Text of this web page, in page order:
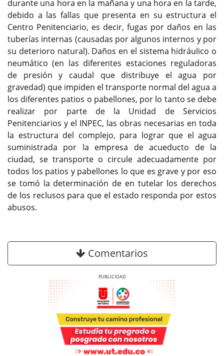
durante una hora en la mañana y una hora en la tarde,
debido a las fallas que presenta en su estructura el
Centro Penitenciario, es decir, fugas por daños en las
tuberías internas (causadas por algunos internos y por
su deterioro natural). Daños en el sistema hidráulico o
neumático (en las diferentes estaciones reguladoras
de presión y caudal que distribuye el agua por
gravedad) que impiden el transporte normal del agua a
los diferentes patios o pabellones, por lo tanto se debe
realizar por parte de la Unidad de Servicios
Penitenciarios y el INPEC, las obras necesarias en toda
la estructura del complejo, para lograr que el agua
suministrada por la empresa de acueducto de la
ciudad, se transporte o circule adecuadamente por
todos los patios y pabellones lo que es grave y por eso
se tomó la determinación de en tutelar los derechos
de los reclusos para que el estado responda por estos
abusos.
Comentarios